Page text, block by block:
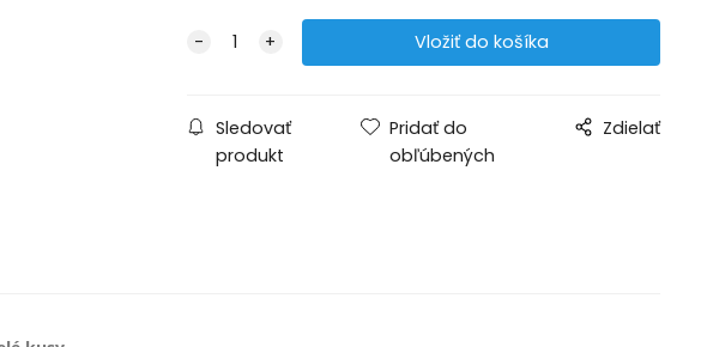
Sledovať
produkt
Pridať do
obľúbených
Zdielať